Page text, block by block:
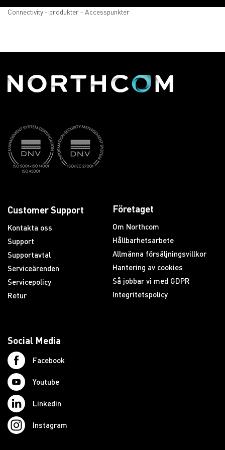
Connectivity - produkter - Accesspunkter
Customer Support
Kontakta oss
Support
Supportavtal
Serviceärenden
Servicepolicy
Retur
Företaget
Om Northcom
Hållbarhetsarbete
Allmänna försäljningsvillkor
Hantering av cookies
Så jobbar vi med GDPR
Integritetspolicy
Social Media
Facebook
Youtube
Linkedin
Instagram